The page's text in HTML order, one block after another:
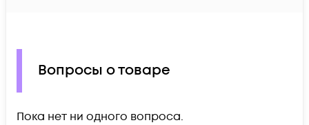
Вопросы о товаре
Пока нет ни одного вопроса.